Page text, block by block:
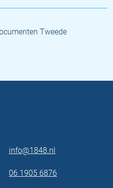
Tweede
info@1848.nl
06 1905 6876